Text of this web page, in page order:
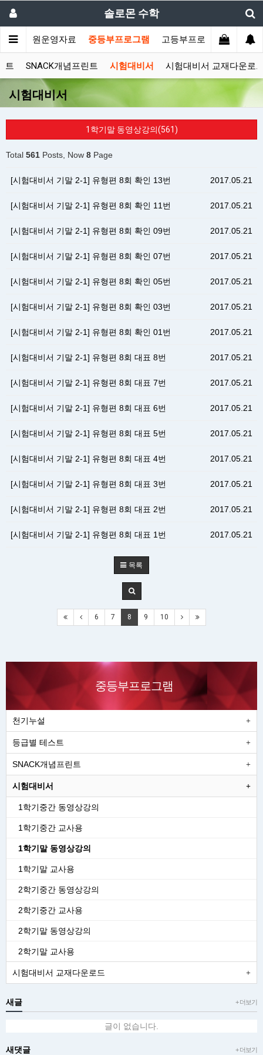
솔로몬 수학
개 학원운영자료 중등부프로그램 고등부프로그램 고객
트 SNACK개념프린트 시험대비서 시험대비서 교재다운로
시험대비서
1학기말 동영상강의(561)
Total 561 Posts, Now 8 Page
2017.05.21
[시험대비서 기말 2-1] 유형편 8회 확인 13번
2017.05.21
[시험대비서 기말 2-1] 유형편 8회 확인 11번
2017.05.21
[시험대비서 기말 2-1] 유형편 8회 확인 09번
2017.05.21
[시험대비서 기말 2-1] 유형편 8회 확인 07번
2017.05.21
[시험대비서 기말 2-1] 유형편 8회 확인 05번
2017.05.21
[시험대비서 기말 2-1] 유형편 8회 확인 03번
2017.05.21
[시험대비서 기말 2-1] 유형편 8회 확인 01번
2017.05.21
[시험대비서 기말 2-1] 유형편 8회 대표 8번
2017.05.21
[시험대비서 기말 2-1] 유형편 8회 대표 7번
2017.05.21
[시험대비서 기말 2-1] 유형편 8회 대표 6번
2017.05.21
[시험대비서 기말 2-1] 유형편 8회 대표 5번
2017.05.21
[시험대비서 기말 2-1] 유형편 8회 대표 4번
2017.05.21
[시험대비서 기말 2-1] 유형편 8회 대표 3번
2017.05.21
[시험대비서 기말 2-1] 유형편 8회 대표 2번
2017.05.21
[시험대비서 기말 2-1] 유형편 8회 대표 1번
목록
6 7 8 9 10
중등부프로그램
천기누설
등급별 테스트
SNACK개념프린트
시험대비서
1학기중간 동영상강의
1학기중간 교사용
1학기말 동영상강의
1학기말 교사용
2학기중간 동영상강의
2학기중간 교사용
2학기말 동영상강의
2학기말 교사용
시험대비서 교재다운로드
+ 더보기
새글
글이 없습니다.
+ 더보기
새댓글